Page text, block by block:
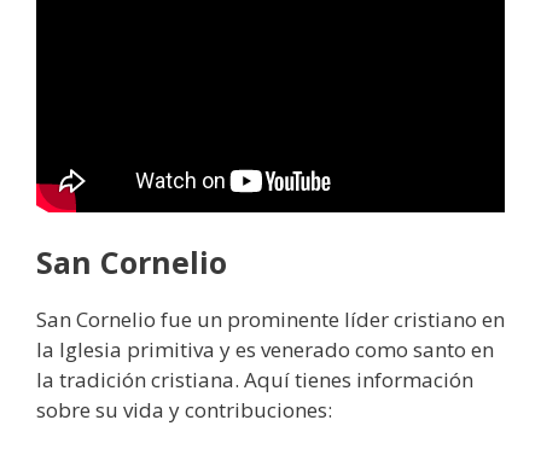
San Cornelio
San Cornelio fue un prominente líder cristiano en
la Iglesia primitiva y es venerado como santo en
la tradición cristiana. Aquí tienes información
sobre su vida y contribuciones: